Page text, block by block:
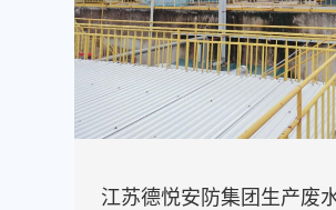
江苏德悦安防集团生产废